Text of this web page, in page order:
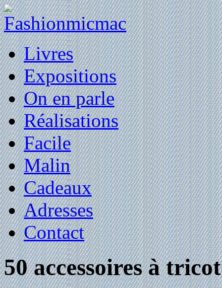
Livres
Expositions
On en parle
Réalisations
Facile
Malin
Cadeaux
Adresses
Contact
50 accessoires à